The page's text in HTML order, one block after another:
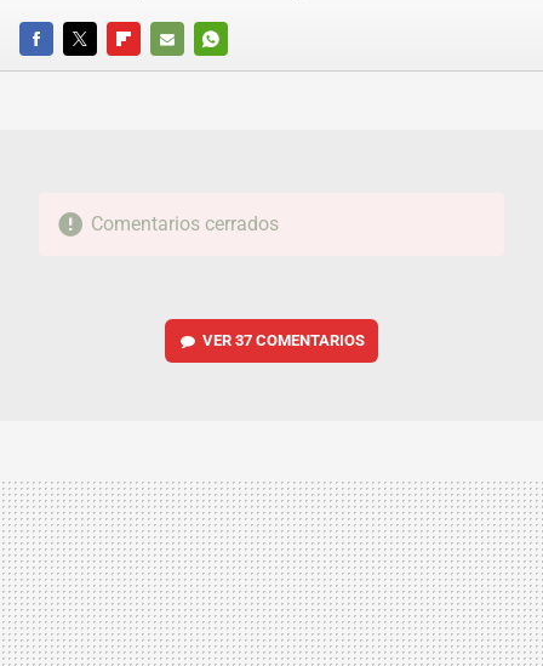
FACEBOOKTWITTERFLIPBOARD
E-
WHATSAPP
Comentarios cerrados
VER 37 COMENTARIOS